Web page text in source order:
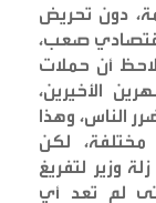
دون تحريض
صعب،
أن حملات
الأخيرين،
الناس، وهذا
لكن
وزير لتفريغ
لم تعد أي